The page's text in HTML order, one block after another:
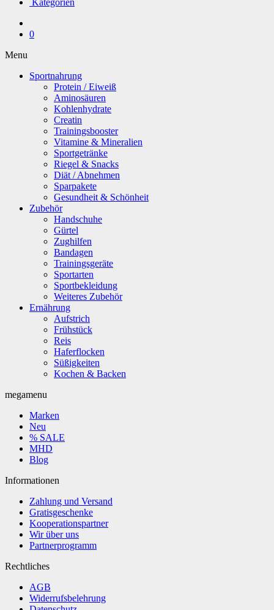
0
Menu
Sportnahrung
Protein / Eiweiß
Aminosäuren
Kohlenhydrate
Creatin
Trainingsbooster
Vitamine & Mineralien
Sportgetränke
Riegel & Snacks
Diät / Abnehmen
Sparpakete
Gesundheit & Schönheit
Zubehör
Handschuhe
Gürtel
Zughilfen
Bandagen
Trainingsgeräte
Sportarten
Sportbekleidung
Weiteres Zubehör
Ernährung
Aufstrich
Frühstück
Reis
Haferflocken
Süßigkeiten
Kochen & Backen
megamenu
Marken
Neu
% SALE
MHD
Blog
Informationen
Zahlung und Versand
Gratisgeschenke
Kooperationspartner
Wir über uns
Partnerprogramm
Rechtliches
AGB
Widerrufsbelehrung